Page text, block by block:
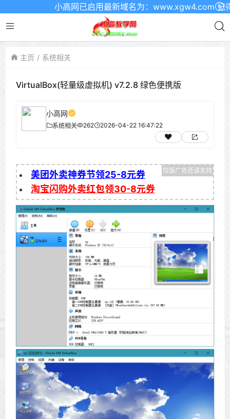
小高网已启用最新域名为：www.xgw4.com 记得收
主页 系统相关
VirtualBox(轻量级虚拟机) v7.2.8 绿色便携版
小高网
系统相关 262 2026-04-22 16:47:22
美团外卖神券节领25-8元券
淘宝闪购外卖红包领30-8元券